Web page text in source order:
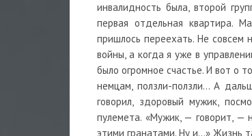
инвалидность была, второй
первая отдельная квартира.
пришлось переехать. Не совсем
войны, а когда я уже в
было огромное счастье. И вот о
немцам, ползли-ползли… А
говорил, здоровый мужик,
пулемета. «Мужик, — говорит, —
этими гранатами. Ну и…» Жизнь